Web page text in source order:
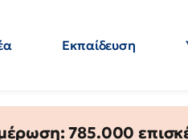
Εκπαίδευση
785.000